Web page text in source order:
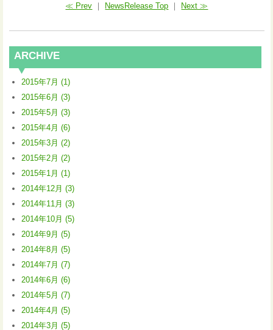
≪ Prev ｜ NewsRelease Top ｜ Next ≫
ARCHIVE
2015年7月 (1)
2015年6月 (3)
2015年5月 (3)
2015年4月 (6)
2015年3月 (2)
2015年2月 (2)
2015年1月 (1)
2014年12月 (3)
2014年11月 (3)
2014年10月 (5)
2014年9月 (5)
2014年8月 (5)
2014年7月 (7)
2014年6月 (6)
2014年5月 (7)
2014年4月 (5)
2014年3月 (5)